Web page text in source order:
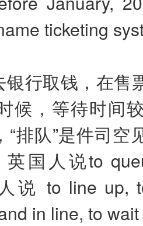
ticketing
行取钱，在售
候，等待时间
排队”是件司空
国人说to
说 to line up,
in line, to wait